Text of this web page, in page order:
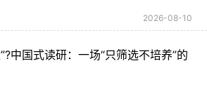
2026-08-10
中国式读研：一场“只筛选不培养”的